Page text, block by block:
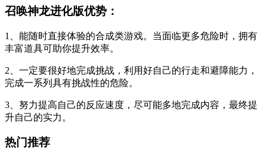
召唤神龙进化版优势：
1、能随时直接体验的合成类游戏。当面临更多危险时，拥有
丰富道具可助你提升效率。
2、一定要很好地完成挑战，利用好自己的行走和避障能力，
完成一系列具有挑战性的危险。
3、努力提高自己的反应速度，尽可能多地完成内容，最终提
升自己的实力。
热门推荐